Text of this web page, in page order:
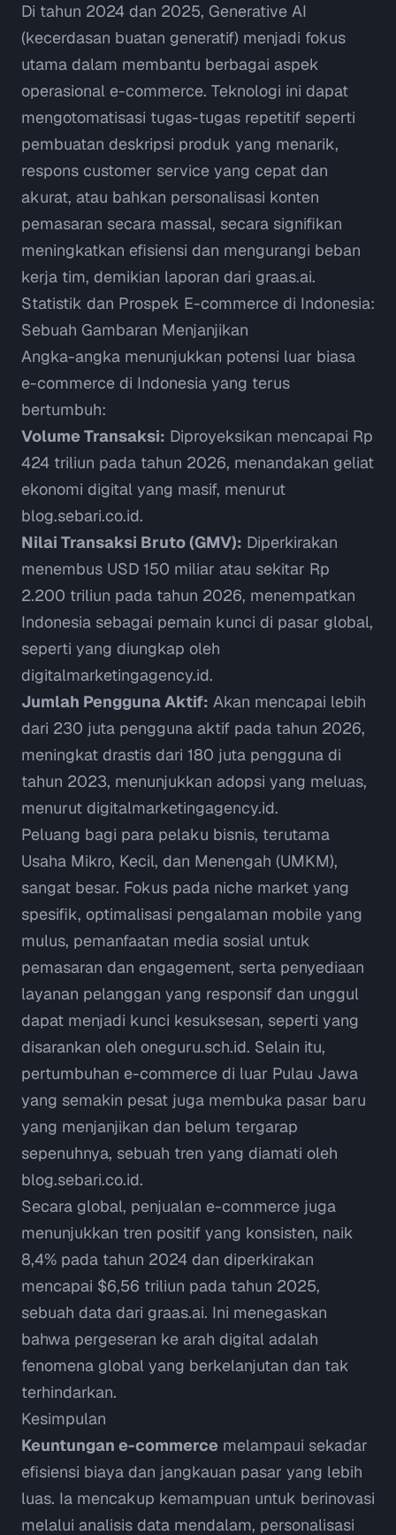
Di tahun 2024 dan 2025, Generative AI
(kecerdasan buatan generatif) menjadi fokus
utama dalam membantu berbagai aspek
operasional e-commerce. Teknologi ini dapat
mengotomatisasi tugas-tugas repetitif seperti
pembuatan deskripsi produk yang menarik,
respons customer service yang cepat dan
akurat, atau bahkan personalisasi konten
pemasaran secara massal, secara signifikan
meningkatkan efisiensi dan mengurangi beban
kerja tim, demikian laporan dari graas.ai.
Statistik dan Prospek E-commerce di Indonesia:
Sebuah Gambaran Menjanjikan
Angka-angka menunjukkan potensi luar biasa
e-commerce di Indonesia yang terus
bertumbuh:
Volume Transaksi: Diproyeksikan mencapai Rp
424 triliun pada tahun 2026, menandakan geliat
ekonomi digital yang masif, menurut
blog.sebari.co.id.
Nilai Transaksi Bruto (GMV): Diperkirakan
menembus USD 150 miliar atau sekitar Rp
2.200 triliun pada tahun 2026, menempatkan
Indonesia sebagai pemain kunci di pasar global,
seperti yang diungkap oleh
digitalmarketingagency.id.
Jumlah Pengguna Aktif: Akan mencapai lebih
dari 230 juta pengguna aktif pada tahun 2026,
meningkat drastis dari 180 juta pengguna di
tahun 2023, menunjukkan adopsi yang meluas,
menurut digitalmarketingagency.id.
Peluang bagi para pelaku bisnis, terutama
Usaha Mikro, Kecil, dan Menengah (UMKM),
sangat besar. Fokus pada niche market yang
spesifik, optimalisasi pengalaman mobile yang
mulus, pemanfaatan media sosial untuk
pemasaran dan engagement, serta penyediaan
layanan pelanggan yang responsif dan unggul
dapat menjadi kunci kesuksesan, seperti yang
disarankan oleh oneguru.sch.id. Selain itu,
pertumbuhan e-commerce di luar Pulau Jawa
yang semakin pesat juga membuka pasar baru
yang menjanjikan dan belum tergarap
sepenuhnya, sebuah tren yang diamati oleh
blog.sebari.co.id.
Secara global, penjualan e-commerce juga
menunjukkan tren positif yang konsisten, naik
8,4% pada tahun 2024 dan diperkirakan
mencapai $6,56 triliun pada tahun 2025,
sebuah data dari graas.ai. Ini menegaskan
bahwa pergeseran ke arah digital adalah
fenomena global yang berkelanjutan dan tak
terhindarkan.
Kesimpulan
Keuntungan e-commerce melampaui sekadar
efisiensi biaya dan jangkauan pasar yang lebih
luas. Ia mencakup kemampuan untuk berinovasi
melalui analisis data mendalam, personalisasi